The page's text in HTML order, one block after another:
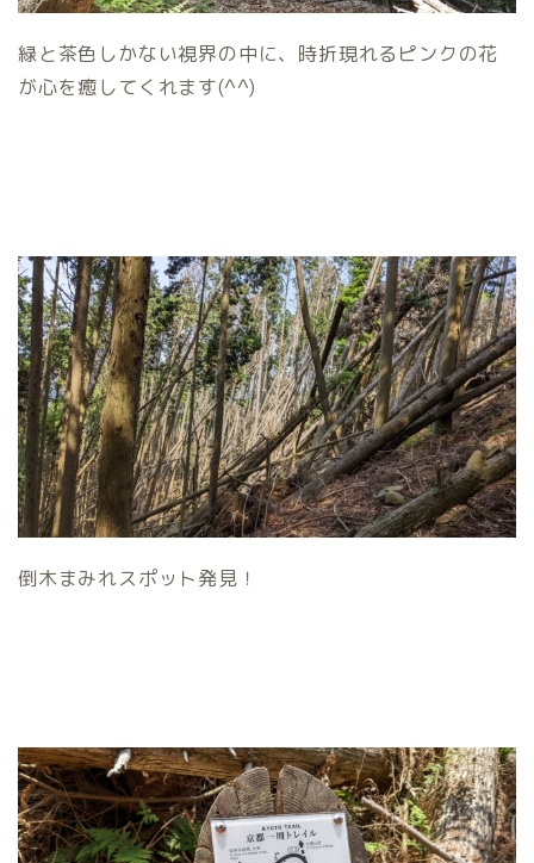
緑と茶色しかない視界の中に、時折現れるピンクの花
が心を癒してくれます(^^)
倒木まみれスポット発見！